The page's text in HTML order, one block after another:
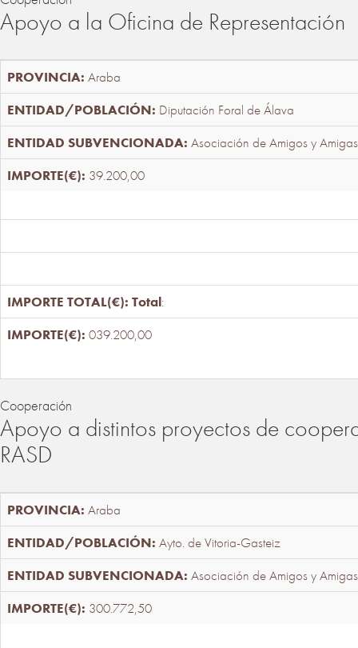
Apoyo a la Oficina de Representación
Araba
Diputación Foral de Álava
Asociación de Amigos y
39.200,00
Total:
039.200,00
Cooperación
Apoyo a distintos proyectos de
RASD
Araba
Ayto. de Vitoria-Gasteiz
Asociación de Amigos y
300.772,50